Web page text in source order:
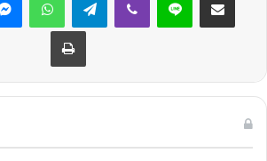
Yazdır